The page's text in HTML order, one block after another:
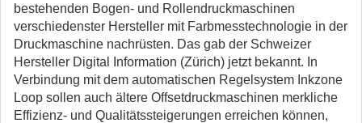
bestehenden Bogen- und Rollendruckmaschinen
verschiedenster Hersteller mit Farbmesstechnologie in der
Druckmaschine nachrüsten. Das gab der Schweizer
Hersteller Digital Information (Zürich) jetzt bekannt. In
Verbindung mit dem automatischen Regelsystem Inkzone
Loop sollen auch ältere Offsetdruckmaschinen merkliche
Effizienz- und Qualitätssteigerungen erreichen können,